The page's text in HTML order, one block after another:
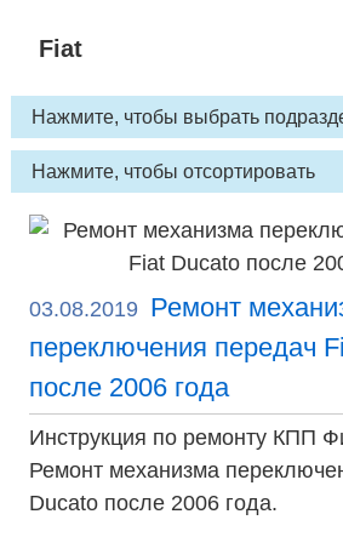
Fiat
03.08.2019 Ремонт
переключения передач
после 2006 года
Инструкция по ремонту КПП
Ремонт механизма
Ducato после 2006 года.